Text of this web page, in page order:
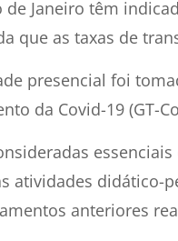
Janeiro têm
que as taxas de
presencial foi
da Covid-19 (GT-
atividades didático-
anteriores